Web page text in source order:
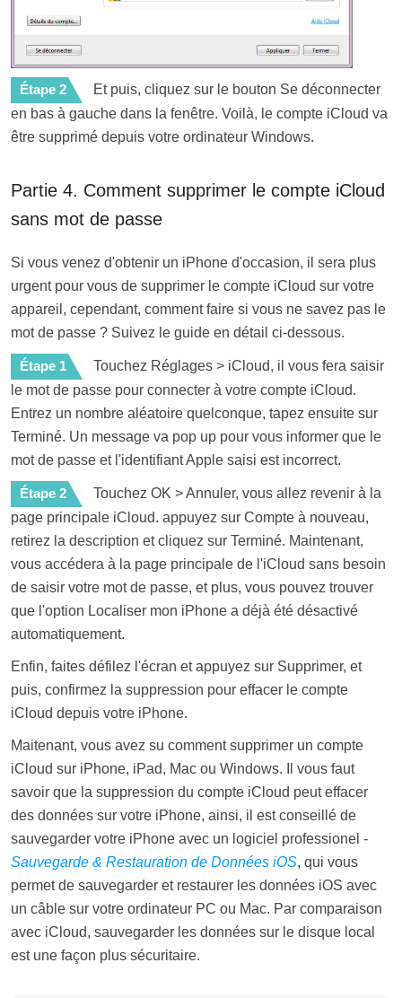
Étape 2
Et puis, cliquez sur le bouton Se déconnecter
en bas à gauche dans la fenêtre. Voilà, le compte iCloud va
être supprimé depuis votre ordinateur Windows.
Partie 4. Comment supprimer le compte iCloud
sans mot de passe
Si vous venez d'obtenir un iPhone d'occasion, il sera plus
urgent pour vous de supprimer le compte iCloud sur votre
appareil, cependant, comment faire si vous ne savez pas le
mot de passe ? Suivez le guide en détail ci-dessous.
Étape 1
Touchez Réglages > iCloud, il vous fera saisir
le mot de passe pour connecter à votre compte iCloud.
Entrez un nombre aléatoire quelconque, tapez ensuite sur
Terminé. Un message va pop up pour vous informer que le
mot de passe et l'identifiant Apple saisi est incorrect.
Étape 2
Touchez OK > Annuler, vous allez revenir à la
page principale iCloud. appuyez sur Compte à nouveau,
retirez la description et cliquez sur Terminé. Maintenant,
vous accédera à la page principale de l'iCloud sans besoin
de saisir votre mot de passe, et plus, vous pouvez trouver
que l'option Localiser mon iPhone a déjà été désactivé
automatiquement.
Enfin, faites défilez l'écran et appuyez sur Supprimer, et
puis, confirmez la suppression pour effacer le compte
iCloud depuis votre iPhone.
Maitenant, vous avez su comment supprimer un compte
iCloud sur iPhone, iPad, Mac ou Windows. Il vous faut
savoir que la suppression du compte iCloud peut effacer
des données sur votre iPhone, ainsi, il est conseillé de
sauvegarder votre iPhone avec un logiciel professionel -
Sauvegarde & Restauration de Données iOS, qui vous
permet de sauvegarder et restaurer les données iOS avec
un câble sur votre ordinateur PC ou Mac. Par comparaison
avec iCloud, sauvegarder les données sur le disque local
est une façon plus sécuritaire.